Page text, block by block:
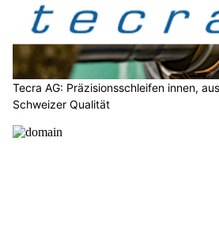
Tecra AG: Präzisionsschleifen innen,
Schweizer Qualität